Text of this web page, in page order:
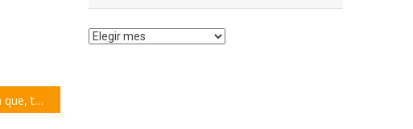
La UOM denuncia que, tras 19 meses sin acuerdo paritario, Techint “se quedó con un sueldo completo” por trabajador
Archivo